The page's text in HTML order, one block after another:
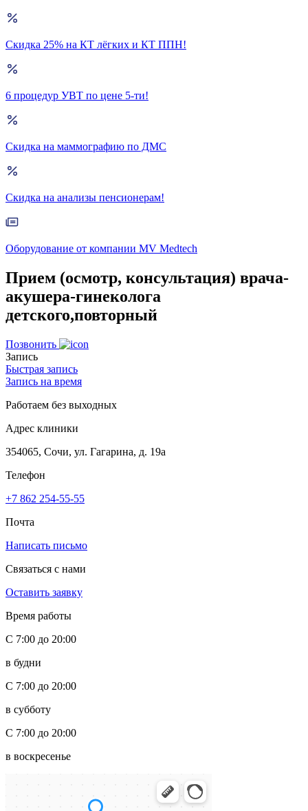
Скидка 25% на КТ лёгких и КТ ППН!
6 процедур УВТ по цене 5-ти!
Скидка на маммографию по ДМС
Скидка на анализы пенсионерам!
Оборудование от компании MV Medtech
Прием (осмотр, консультация) врача-
акушера-гинеколога
детского,повторный
Позвонить
Запись
Быстрая запись
Запись на время
Работаем без выходных
Адрес клиники
354065, Сочи, ул. Гагарина, д. 19а
Телефон
+7 862 254-55-55
Почта
Написать письмо
Связаться с нами
Оставить заявку
Время работы
С 7:00 до 20:00
в будни
С 7:00 до 20:00
в субботу
С 7:00 до 20:00
в воскресенье